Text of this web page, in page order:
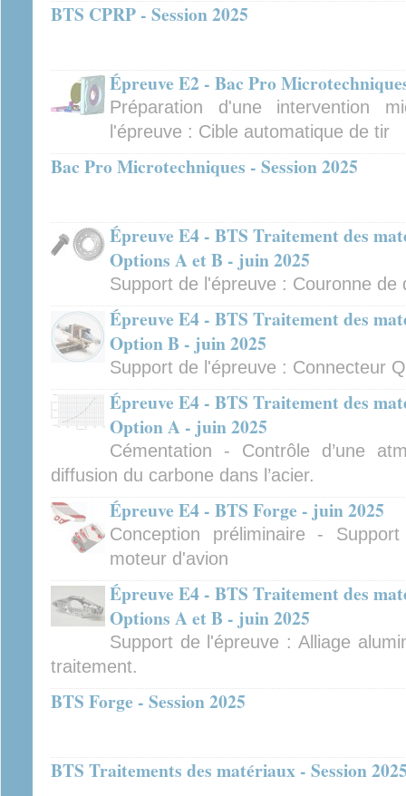
BTS CPRP - Session 2025
Épreuve E2 - Bac Pro
Préparation d'une intervention
l'épreuve : Cible automatique de tir
Bac Pro Microtechniques - Session 2025
Épreuve E4 - BTS Traitement des
Options A et B - juin 2025
Support de l'épreuve : Couronne de
Épreuve E4 - BTS Traitement des
Option B - juin 2025
Support de l'épreuve : Connecteur
Épreuve E4 - BTS Traitement des
Option A - juin 2025
Cémentation - Contrôle d’une
diffusion du carbone dans l’acier.
Épreuve E4 - BTS Forge - juin 2025
Conception préliminaire -
moteur d'avion
Épreuve E4 - BTS Traitement des
Options A et B - juin 2025
Support de l'épreuve : Alliage
traitement.
BTS Forge - Session 2025
BTS Traitements des matériaux - Session